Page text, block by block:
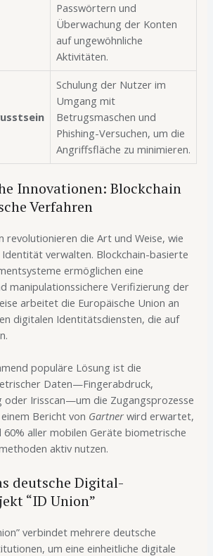
Passwörtern und
Überwachung der Konten
auf ungewöhnliche
Aktivitäten.
Schulung der Nutzer im
Umgang mit
Betrugsmaschen und
Phishing-Versuchen, um die
Angriffsfläche zu minimieren.
Innovationen: Blockchain
Verfahren
revolutionieren die Art und Weise, wie
verwalten. Blockchain-basierte
ermöglichen eine
manipulationssichere Verifizierung der
arbeitet die Europäische Union an
digitalen Identitätsdiensten, die auf
populäre Lösung ist die
Daten—Fingerabdruck,
oder Irisscan—um die Zugangsprozesse
Bericht von Gartner wird erwartet,
60% aller mobilen Geräte biometrische
aktiv nutzen.
deutsche Digital-
“ID Union”
verbindet mehrere deutsche
um eine einheitliche digitale